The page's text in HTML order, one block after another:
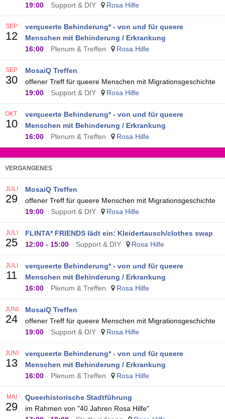
19:00
Support & DIY Rosa Hilfe
verqueerte Behinderung* - von und für queere
Menschen mit Behinderung / Erkrankung
16:00
Plenum & Treffen Rosa Hilfe
SEP
12
MosaiQ Treffen
offener Treff für queere Menschen mit Migrationsgeschichte
19:00
Support & DIY Rosa Hilfe
SEP
30
verqueerte Behinderung* - von und für queere
Menschen mit Behinderung / Erkrankung
16:00
Plenum & Treffen Rosa Hilfe
OKT.
10
VERGANGENES
MosaiQ Treffen
offener Treff für queere Menschen mit Migrationsgeschichte
19:00
Support & DIY Rosa Hilfe
JULI
29
FLINTA* FRIENDS lädt ein: Kleidertausch/clothes swap
12:00 - 15:00 Support & DIY Rosa Hilfe
JULI
25
verqueerte Behinderung* - von und für queere
Menschen mit Behinderung / Erkrankung
16:00
Plenum & Treffen Rosa Hilfe
JULI
11
MosaiQ Treffen
offener Treff für queere Menschen mit Migrationsgeschichte
19:00
Support & DIY Rosa Hilfe
JUNI
24
verqueerte Behinderung* - von und für queere
Menschen mit Behinderung / Erkrankung
16:00
Plenum & Treffen Rosa Hilfe
JUNI
13
Queerhistorische Stadtführung
im Rahmen von "40 Jahren Rosa Hilfe"
MAI
29